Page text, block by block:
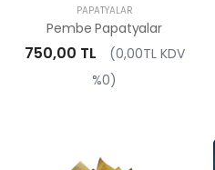
PAPATYALAR
Pembe Papatyalar
750,00 TL
(0,00TL KDV
%0)